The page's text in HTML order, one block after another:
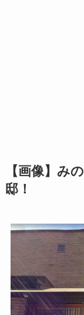
【画像】み
邸！